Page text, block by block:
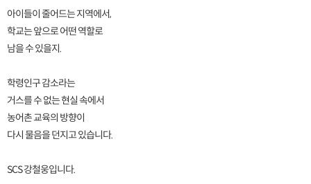
아이들이 줄어드는 지역에서,
학교는 앞으로 어떤 역할로
남을 수 있을지.
학령인구 감소라는
거스를 수 없는 현실 속에서
농어촌 교육의 방향이
다시 물음을 던지고 있습니다.
SCS 강철웅입니다.